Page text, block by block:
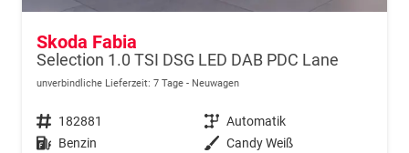
Skoda Fabia
Selection 1.0 TSI DSG LED DAB PDC Lane
unverbindliche Lieferzeit: 7 Tage Neuwagen
Fahrzeugnr. 182881 Getriebe Automatik
Kraftstoff Benzin Außenfarbe Candy Weiß